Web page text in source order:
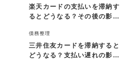
楽天カードの支払いを滞納す
るとどうなる？その後の影響
債務整理
三井住友カードを滞納すると
どうなる？支払い遅れの影響